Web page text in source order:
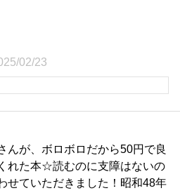
02/23
んが、ボロボロだから50円で良
れた本☆読むのに支障はないの
せていただきました！昭和48年